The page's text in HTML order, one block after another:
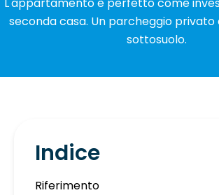
L'appartamento è perfetto come
seconda casa. Un parcheggio privato
sottosuolo.
Indice
Riferimento